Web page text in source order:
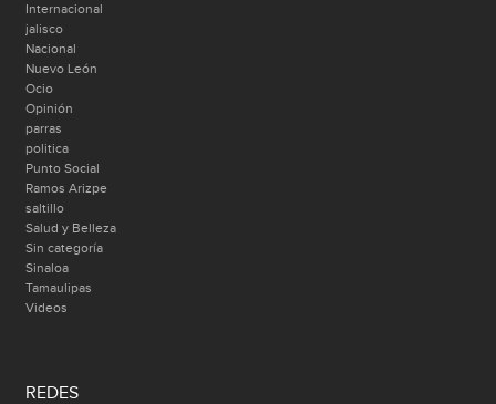
Internacional
jalisco
Nacional
Nuevo León
Ocio
Opinión
parras
politica
Punto Social
Ramos Arizpe
saltillo
Salud y Belleza
Sin categoría
Sinaloa
Tamaulipas
Videos
REDES